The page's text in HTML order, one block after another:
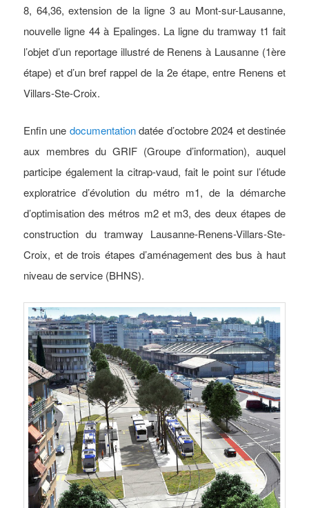
8, 64,36, extension de la ligne 3 au Mont-sur-Lausanne,
nouvelle ligne 44 à Epalinges. La ligne du tramway t1 fait
l’objet d’un reportage illustré de Renens à Lausanne (1ère
étape) et d’un bref rappel de la 2e étape, entre Renens et
Villars-Ste-Croix.
Enfin une documentationdatée d’octobre 2024 et destinée
aux membres du GRIF (Groupe d’information), auquel
participe également la citrap-vaud, fait le point sur l’étude
exploratrice d’évolution du métro m1, de la démarche
d’optimisation des métros m2 et m3, des deux étapes de
construction du tramway Lausanne-Renens-Villars-Ste-
Croix, et de trois étapes d’aménagement des bus à haut
niveau de service (BHNS).